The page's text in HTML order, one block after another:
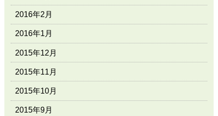
2016年2月
2016年1月
2015年12月
2015年11月
2015年10月
2015年9月